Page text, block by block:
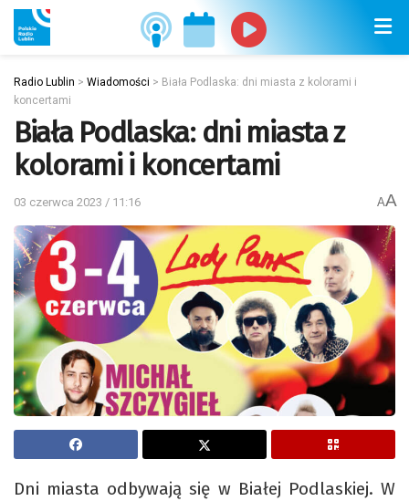
Radio Lublin > Wiadomości > Biała Podlaska: dni miasta z kolorami i
koncertami
Biała Podlaska: dni miasta z
kolorami i koncertami
03 czerwca 2023 / 11:16 AA
Dni miasta odbywają się w Białej Podlaskiej. W